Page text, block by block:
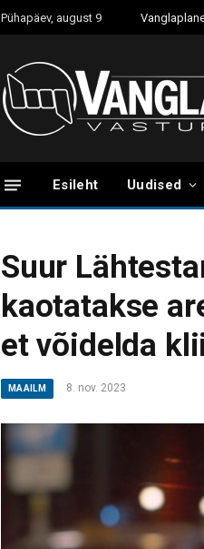
Pühapäev, august 9
Esileht Uudised
Suur
kaotatakse
et võidelda
MAAILM 8. nov. 2023